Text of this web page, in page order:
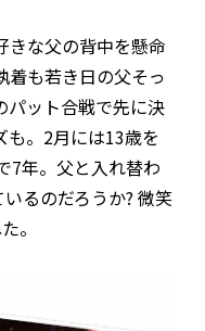
きな父の背中を懸命
着も若き日の父そっ
パット合戦で先に決
も。2月には13歳を
7年。父と入れ替わ
るのだろうか? 微笑
。